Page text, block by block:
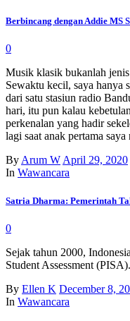
Berbincang dengan Addie
0
Musik klasik bukanlah
Sewaktu kecil, saya hanya
dari satu stasiun radio
hari, itu pun kalau
perkenalan yang hadir
lagi saat anak pertama
By Arum W April 29, 2020
In Wawancara
Satria Dharma: Pemerintah
0
Sejak tahun 2000,
Student Assessment
By Ellen K December 8,
In Wawancara